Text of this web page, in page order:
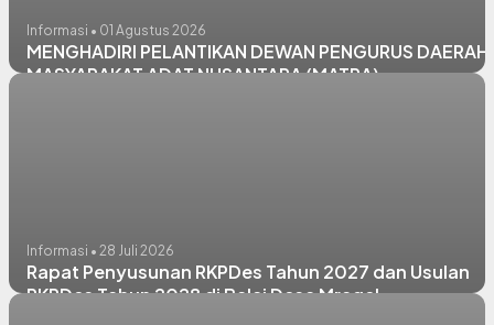
Informasi • 01 Agustus 2026
MENGHADIRI PELANTIKAN DEWAN PENGURUS DAERAH
MASYARAKAT ADAT NUSANTARA (MATRA)
Informasi • 28 Juli 2026
Rapat Penyusunan RKPDes Tahun 2027 dan Usulan
RKPDes Tahun 2028 di Balai Desa Mragel